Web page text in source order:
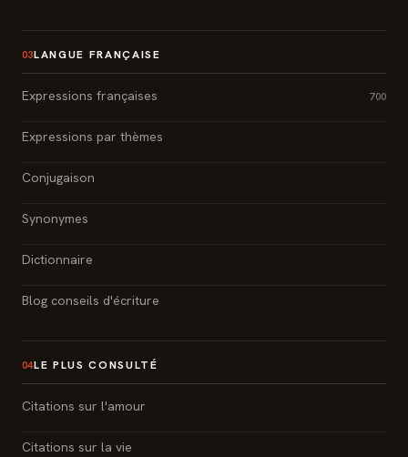
03LANGUE FRANÇAISE
Expressions françaises 700
Expressions par thèmes
Conjugaison
Synonymes
Dictionnaire
Blog conseils d'écriture
04LE PLUS CONSULTÉ
Citations sur l'amour
Citations sur la vie